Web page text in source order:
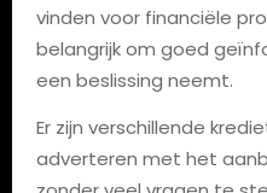
vinden voor financiële
belangrijk om goed
een beslissing neemt.
Er zijn verschillende
adverteren met het